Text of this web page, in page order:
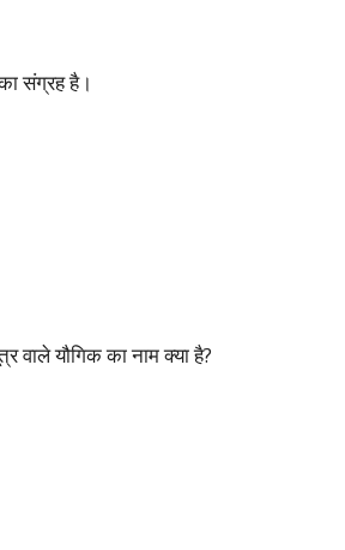
संग्रह है।
यौगिक का नाम क्या है?